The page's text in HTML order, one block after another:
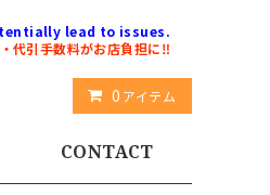
lead to issues.
代引手数料がお店負担に‼️
0 アイテム
CONTACT